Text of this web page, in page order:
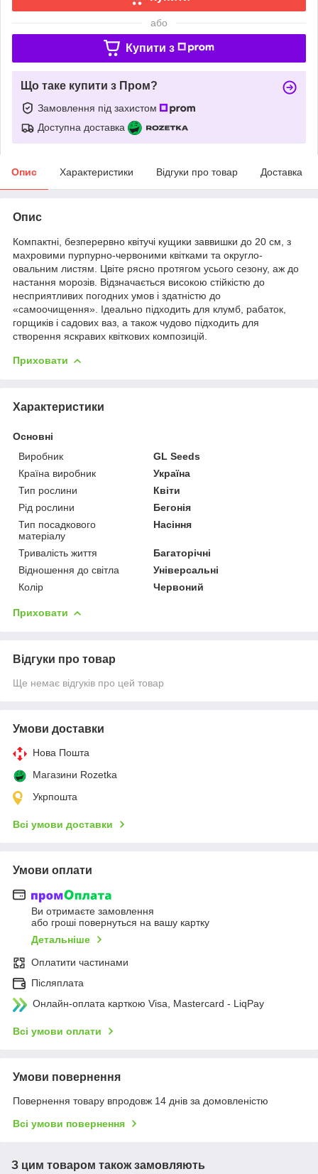
або
Купити з
Що таке купити з Пром?
Замовлення під захистом
Доступна доставка
Опис Характеристики Відгуки про товар Доставка
Опис
Компактні, безперервно квітучі кущики заввишки до 20 см, з
махровими пурпурно-червоними квітками та округло-
овальним листям. Цвіте рясно протягом усього сезону, аж до
настання морозів. Відзначається високою стійкістю до
несприятливих погодних умов і здатністю до
«самоочищення». Ідеально підходить для клумб, рабаток,
горщиків і садових ваз, а також чудово підходить для
створення яскравих квіткових композицій.
Приховати
Характеристики
Основні
Виробник
GL Seeds
Країна виробник
Україна
Тип рослини
Квіти
Рід рослини
Бегонія
Тип посадкового
матеріалу
Насіння
Тривалість життя
Багаторічні
Відношення до світла
Універсальні
Колір
Червоний
Приховати
Відгуки про товар
Ще немає відгуків про цей товар
Умови доставки
Нова Пошта
Магазини Rozetka
Укрпошта
Всі умови доставки
Умови оплати
Ви отримаєте замовлення
або гроші повернуться на вашу картку
Детальніше
Оплатити частинами
Післяплата
Онлайн-оплата карткою Visa, Mastercard - LiqPay
Всі умови оплати
Умови повернення
Повернення товару впродовж 14 днів за домовленістю
Всі умови повернення
З цим товаром також замовляють